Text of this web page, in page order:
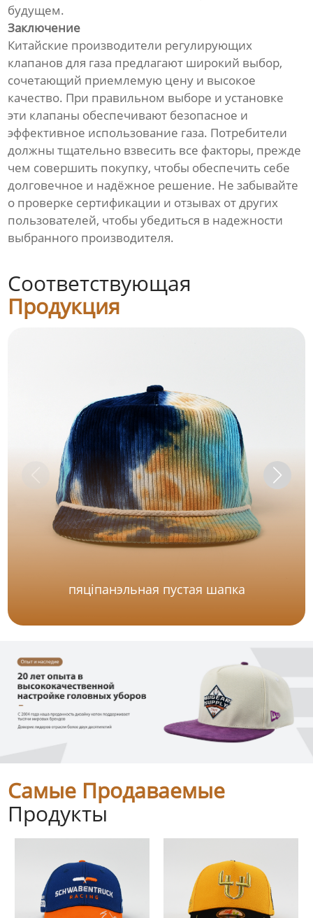
будущем.
Заключение
Китайские производители регулирующих
клапанов для газа предлагают широкий выбор,
сочетающий приемлемую цену и высокое
качество. При правильном выборе и установке
эти клапаны обеспечивают безопасное и
эффективное использование газа. Потребители
должны тщательно взвесить все факторы, прежде
чем совершить покупку, чтобы обеспечить себе
долговечное и надёжное решение. Не забывайте
о проверке сертификации и отзывах от других
пользователей, чтобы убедиться в надежности
выбранного производителя.
Соответствующая
Продукция
пяціпанэльная пустая шапка
Самые Продаваемые
Продукты